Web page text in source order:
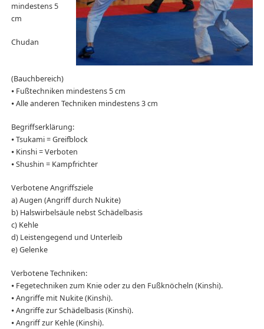
mindestens 5
cm
Chudan
(Bauchbereich)
⦁ Fußtechniken mindestens 5 cm
⦁ Alle anderen Techniken mindestens 3 cm
Begriffserklärung:
⦁ Tsukami = Greifblock
⦁ Kinshi = Verboten
⦁ Shushin = Kampfrichter
Verbotene Angriffsziele
a) Augen (Angriff durch Nukite)
b) Halswirbelsäule nebst Schädelbasis
c) Kehle
d) Leistengegend und Unterleib
e) Gelenke
Verbotene Techniken:
⦁ Fegetechniken zum Knie oder zu den Fußknöcheln (Kinshi).
⦁ Angriffe mit Nukite (Kinshi).
⦁ Angriffe zur Schädelbasis (Kinshi).
⦁ Angriff zur Kehle (Kinshi).